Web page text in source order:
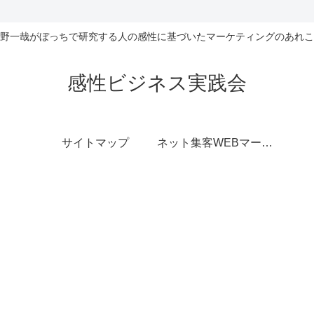
一哉がぼっちで研究する人の感性に基づいたマーケティングのあれ
感性ビジネス実践会
サイトマップ ネット集客WEBマーケティング無料相談室